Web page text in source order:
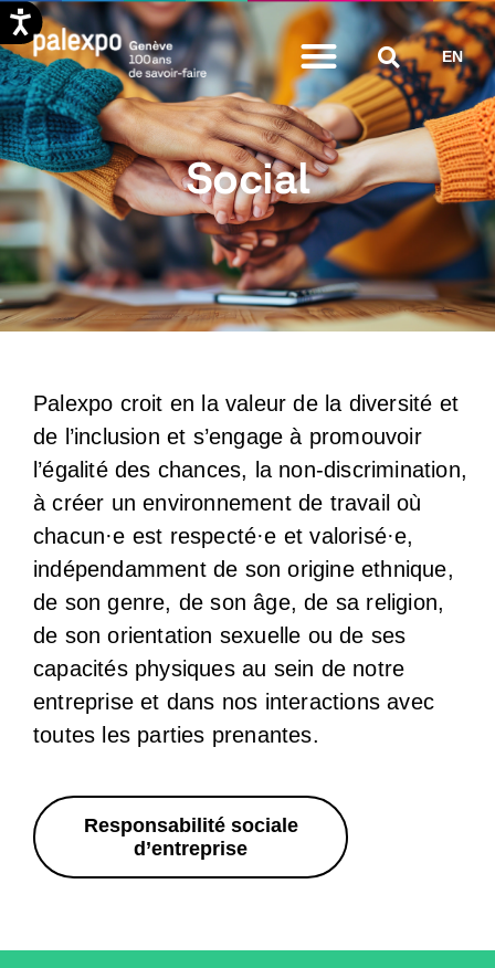
Aller
au
contenu
EN
Social
Palexpo croit en la valeur de la diversité et
de l’inclusion et s’engage à promouvoir
l’égalité des chances, la non-discrimination,
à créer un environnement de travail où
chacun·e est respecté·e et valorisé·e,
indépendamment de son origine ethnique,
de son genre, de son âge, de sa religion,
de son orientation sexuelle ou de ses
capacités physiques au sein de notre
entreprise et dans nos interactions avec
toutes les parties prenantes.
Responsabilité sociale
d’entreprise